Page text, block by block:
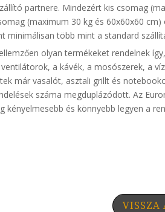
partnere. Mindezért kis csomag
(maximum 30 kg és 60x60x60
minimálisan több mint a standard
olyan termékeket rendelnek
a kávék, a mosószerek, a
már vasalót, asztali grillt és
száma megduplázódott. Az
kényelmesebb és könnyebb legyen a
VISSZA